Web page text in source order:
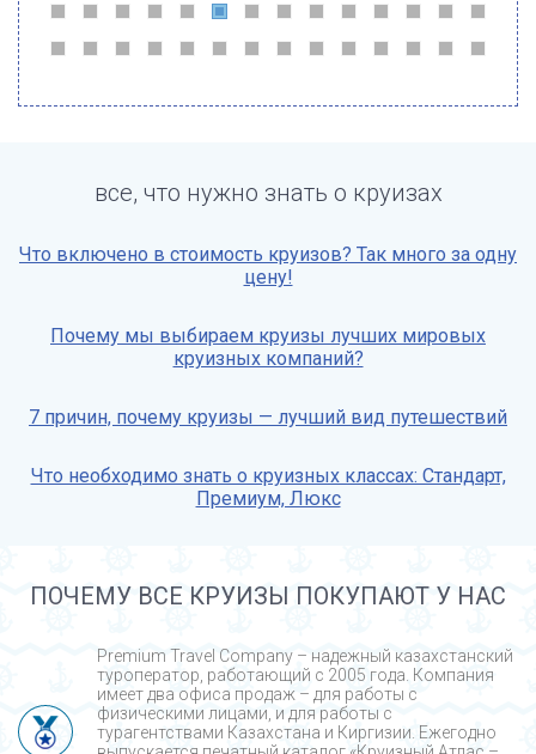
все, что нужно знать о круизах
Что включено в стоимость круизов? Так много за одну
цену!
Почему мы выбираем круизы лучших мировых
круизных компаний?
7 причин, почему круизы — лучший вид путешествий
Что необходимо знать о круизных классах: Стандарт,
Премиум, Люкс
ПОЧЕМУ ВСЕ КРУИЗЫ ПОКУПАЮТ У НАС
Premium Travel Company – надежный казахстанский
туроператор, работающий с 2005 года. Компания
имеет два офиса продаж – для работы с
физическими лицами, и для работы с
турагентствами Казахстана и Киргизии. Ежегодно